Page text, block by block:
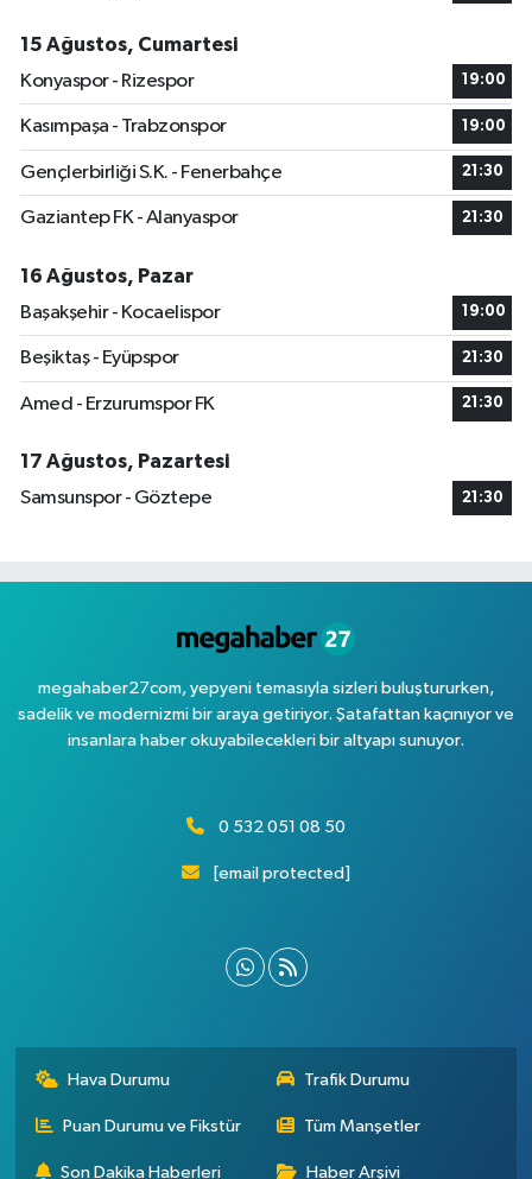
15 Ağustos, Cumartesi
Konyaspor - Rizespor
19:00
Kasımpaşa - Trabzonspor 19:00
Gençlerbirliği S.K. - Fenerbahçe 21:30
Gaziantep FK - Alanyaspor 21:30
16 Ağustos, Pazar
Başakşehir - Kocaelispor
19:00
Beşiktaş - Eyüpspor 21:30
Amed - Erzurumspor FK 21:30
17 Ağustos, Pazartesi
Samsunspor - Göztepe
21:30
megahaber27com, yepyeni temasıyla sizleri buluştururken,
sadelik ve modernizmi bir araya getiriyor. Şatafattan kaçınıyor ve
insanlara haber okuyabilecekleri bir altyapı sunuyor.
0 532 051 08 50
[email protected]
Hava Durumu Trafik Durumu
Puan Durumu ve Fikstür Tüm Manşetler
Son Dakika Haberleri Haber Arşivi